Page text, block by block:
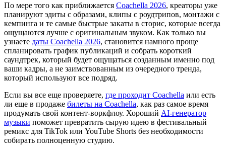
По мере того как приближается Coachella 2026, креаторы уже
планируют эдиты с образами, клипы с роудтрипов, монтажи с
кемпинга и те самые быстрые закаты в сторис, которые всегда
ощущаются лучше с оригинальным звуком. Как только вы
узнаете даты Coachella 2026, становится намного проще
спланировать график публикаций и собрать короткий
саундтрек, который будет ощущаться созданным именно под
ваши кадры, а не заимствованным из очередного тренда,
который используют все подряд.
Если вы все еще проверяете, где проходит Coachella или есть
ли еще в продаже билеты на Coachella, как раз самое время
продумать свой контент‑воркфлоу. Хороший AI‑генератор
музыки поможет превратить сырую идею в фестивальный
ремикс для TikTok или YouTube Shorts без необходимости
собирать полноценную студию.